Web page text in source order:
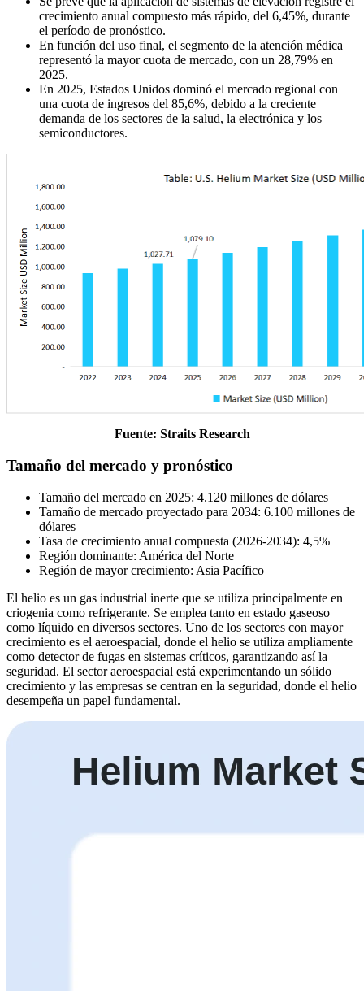
crecimiento anual compuesto más rápido, del 6,45%, durante
el período de pronóstico.
En función del uso final, el segmento de la atención médica
representó la mayor cuota de mercado, con un 28,79% en
2025.
En 2025, Estados Unidos dominó el mercado regional con
una cuota de ingresos del 85,6%, debido a la creciente
demanda de los sectores de la salud, la electrónica y los
semiconductores.
Fuente: Straits Research
Tamaño del mercado y pronóstico
Tamaño del mercado en 2025: 4.120 millones de dólares
Tamaño de mercado proyectado para 2034: 6.100 millones de
dólares
Tasa de crecimiento anual compuesta (2026-2034): 4,5%
Región dominante: América del Norte
Región de mayor crecimiento: Asia Pacífico
El helio es un gas industrial inerte que se utiliza principalmente en
criogenia como refrigerante. Se emplea tanto en estado gaseoso
como líquido en diversos sectores. Uno de los sectores con mayor
crecimiento es el aeroespacial, donde el helio se utiliza ampliamente
como detector de fugas en sistemas críticos, garantizando así la
seguridad. El sector aeroespacial está experimentando un sólido
crecimiento y las empresas se centran en la seguridad, donde el helio
desempeña un papel fundamental.